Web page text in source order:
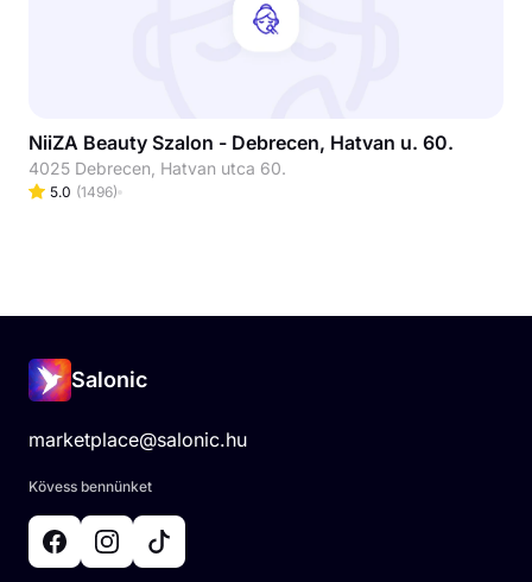
NiiZA Beauty Szalon - Debrecen, Hatvan u. 60.
4025 Debrecen, Hatvan utca 60.
5.0 (1496)
Salonic
marketplace@salonic.hu
Kövess bennünket